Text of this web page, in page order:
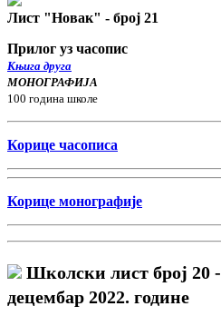
Лист "Новак" - број 21
Прилог уз часопис
Књига друга
МОНОГРАФИЈА
100 година школе
Корице часописа
Корице монографије
Школски лист број 20 -
децембар 2022. године